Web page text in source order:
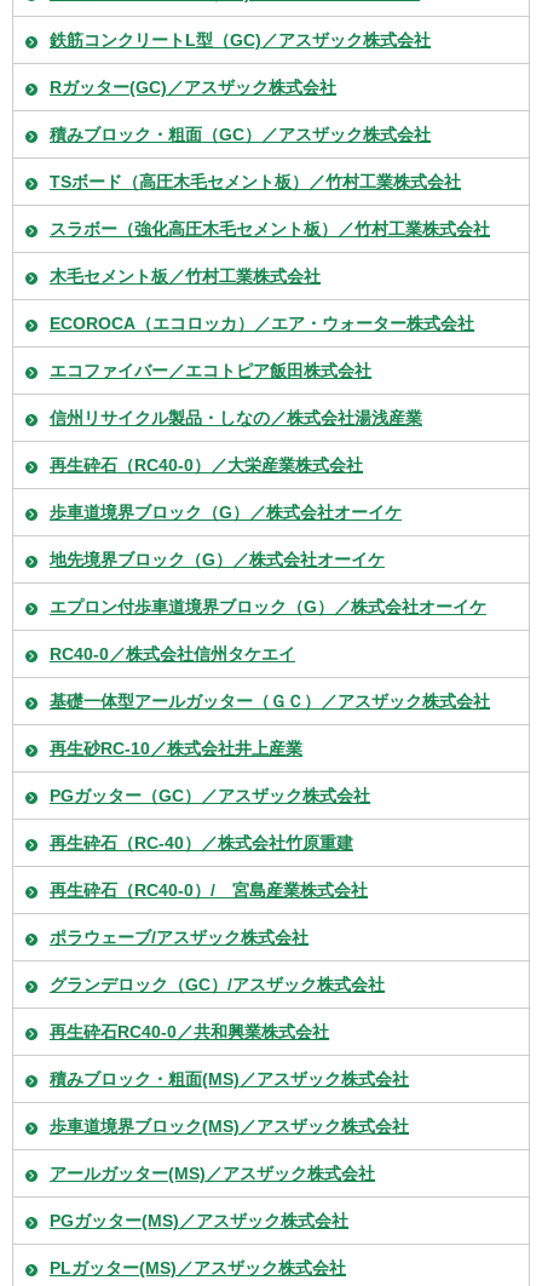
鉄筋コンクリートL型（GC)／アスザック株式会社
Rガッター(GC)／アスザック株式会社
積みブロック・粗面（GC）／アスザック株式会社
TSボード（高圧木毛セメント板）／竹村工業株式会社
スラボー（強化高圧木毛セメント板）／竹村工業株式会社
木毛セメント板／竹村工業株式会社
ECOROCA（エコロッカ）／エア・ウォーター株式会社
エコファイバー／エコトピア飯田株式会社
信州リサイクル製品・しなの／株式会社湯浅産業
再生砕石（RC40-0）／大栄産業株式会社
歩車道境界ブロック（G）／株式会社オーイケ
地先境界ブロック（G）／株式会社オーイケ
エプロン付歩車道境界ブロック（G）／株式会社オーイケ
RC40-0／株式会社信州タケエイ
基礎一体型アールガッター（ＧＣ）／アスザック株式会社
再生砂RC-10／株式会社井上産業
PGガッター（GC）／アスザック株式会社
再生砕石（RC-40）／株式会社竹原重建
再生砕石（RC40-0）/ 宮島産業株式会社
ポラウェーブ/アスザック株式会社
グランデロック（GC）/アスザック株式会社
再生砕石RC40-0／共和興業株式会社
積みブロック・粗面(MS)／アスザック株式会社
歩車道境界ブロック(MS)／アスザック株式会社
アールガッター(MS)／アスザック株式会社
PGガッター(MS)／アスザック株式会社
PLガッター(MS)／アスザック株式会社